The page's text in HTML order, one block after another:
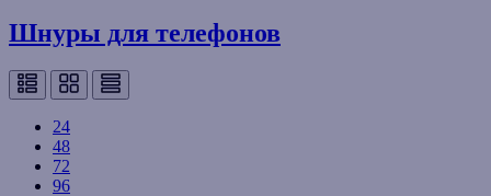
Шнуры для телефонов
24
48
72
96